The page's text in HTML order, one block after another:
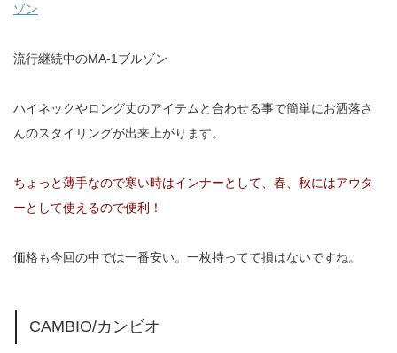
ゾン
流行継続中のMA-1ブルゾン
ハイネックやロング丈のアイテムと合わせる事で簡単にお洒落さ
んのスタイリングが出来上がります。
ちょっと薄手なので寒い時はインナーとして、春、秋にはアウタ
ーとして使えるので便利！
価格も今回の中では一番安い。一枚持ってて損はないですね。
CAMBIO/カンビオ